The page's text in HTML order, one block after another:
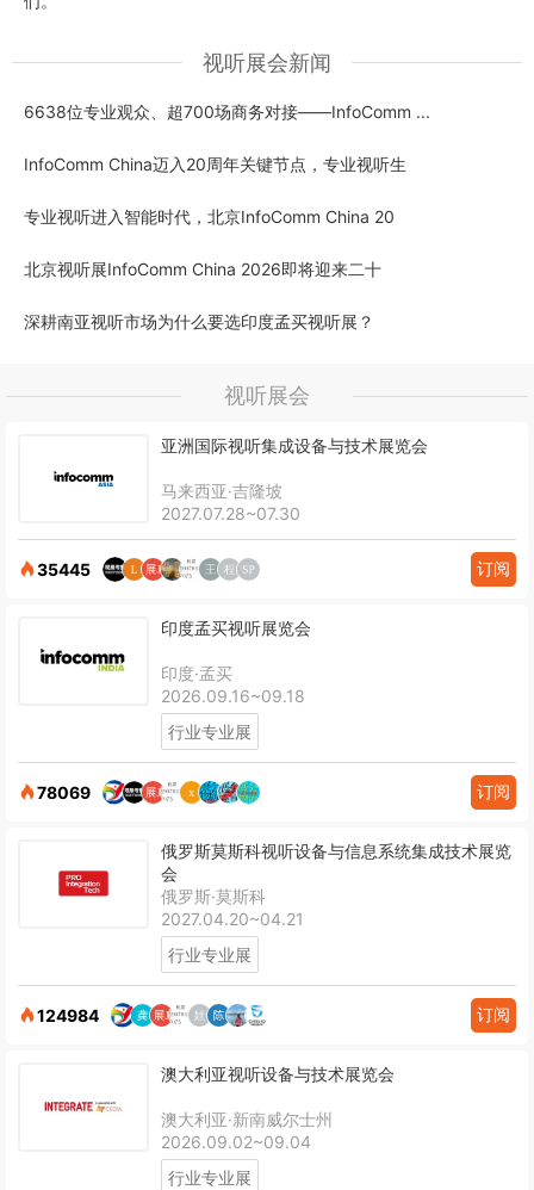
视听展会新闻
6638位专业观众、超700场商务对接——InfoComm ...
InfoComm China迈入20周年关键节点，专业视听生
专业视听进入智能时代，北京InfoComm China 20
北京视听展InfoComm China 2026即将迎来二十
深耕南亚视听市场为什么要选印度孟买视听展？
视听展会
亚洲国际视听集成设备与技术展览会
马来西亚·吉隆坡
2027.07.28~07.30
35445 订阅
印度孟买视听展览会
印度·孟买
2026.09.16~09.18
行业专业展
78069 订阅
俄罗斯莫斯科视听设备与信息系统集成技术展览
会
俄罗斯·莫斯科
2027.04.20~04.21
行业专业展
124984 订阅
澳大利亚视听设备与技术展览会
澳大利亚·新南威尔士州
2026.09.02~09.04
行业专业展